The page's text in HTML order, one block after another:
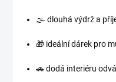
🌫️ dlouhá výdrž a
🎁 ideální dárek pro
🚗 dodá interiéru